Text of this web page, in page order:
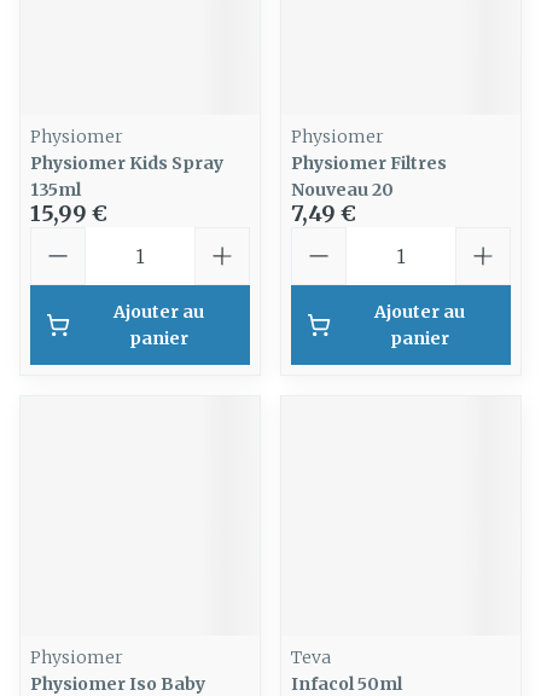
Physiomer
Physiomer Kids Spray
135ml
15,99 €
Ajouter au
panier
Physiomer
Physiomer Filtres
Nouveau 20
7,49 €
Ajouter au
panier
Physiomer
Physiomer Iso Baby
Teva
Infacol 50ml